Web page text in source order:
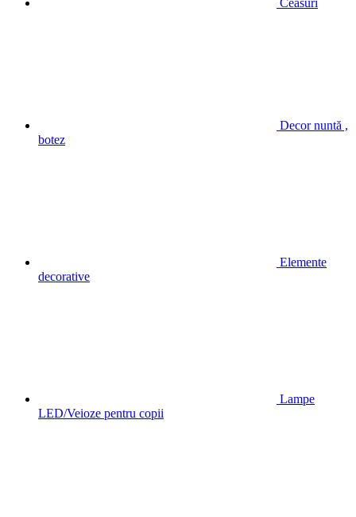
Decor nuntă ,
botez
Elemente
decorative
Lampe
LED/Veioze pentru copii